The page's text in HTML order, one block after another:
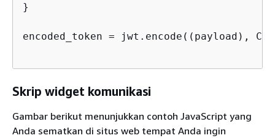
}
encoded_token = jwt.encode((payload),
Skrip widget komunikasi
Gambar berikut menunjukkan contoh JavaScript yang
Anda sematkan di situs web tempat Anda ingin